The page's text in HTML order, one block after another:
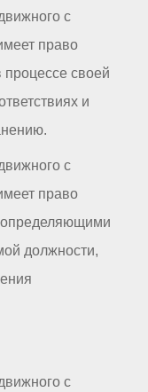
с
право
своей
и
с
право
определяющими
должности,
с